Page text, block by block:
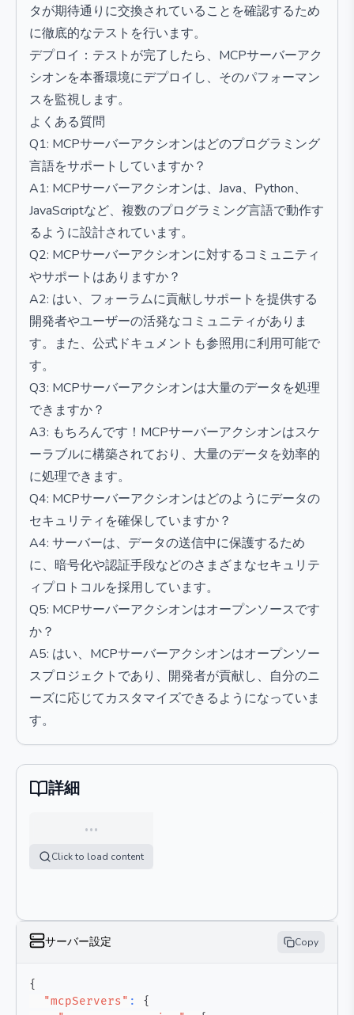
タが期待通りに交換されていることを確認するため
に徹底的なテストを行います。
デプロイ：テストが完了したら、MCPサーバーアク
シオンを本番環境にデプロイし、そのパフォーマン
スを監視します。
よくある質問
Q1: MCPサーバーアクシオンはどのプログラミング
言語をサポートしていますか？
A1: MCPサーバーアクシオンは、Java、Python、
JavaScriptなど、複数のプログラミング言語で動作す
るように設計されています。
Q2: MCPサーバーアクシオンに対するコミュニティ
やサポートはありますか？
A2: はい、フォーラムに貢献しサポートを提供する
開発者やユーザーの活発なコミュニティがありま
す。また、公式ドキュメントも参照用に利用可能で
す。
Q3: MCPサーバーアクシオンは大量のデータを処理
できますか？
A3: もちろんです！MCPサーバーアクシオンはスケ
ーラブルに構築されており、大量のデータを効率的
に処理できます。
Q4: MCPサーバーアクシオンはどのようにデータの
セキュリティを確保していますか？
A4: サーバーは、データの送信中に保護するため
に、暗号化や認証手段などのさまざまなセキュリテ
ィプロトコルを採用しています。
Q5: MCPサーバーアクシオンはオープンソースです
か？
A5: はい、MCPサーバーアクシオンはオープンソー
スプロジェクトであり、開発者が貢献し、自分のニ
ーズに応じてカスタマイズできるようになっていま
す。
詳細
…
Click to load content
サーバー設定 Copy
{
"mcpServers" :
{